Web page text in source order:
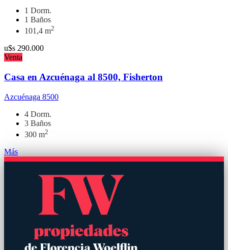
1 Dorm.
1 Baños
101,4 m2
u$s 290.000
Venta
Casa en Azcuénaga al 8500, Fisherton
Azcuénaga 8500
4 Dorm.
3 Baños
300 m2
Más